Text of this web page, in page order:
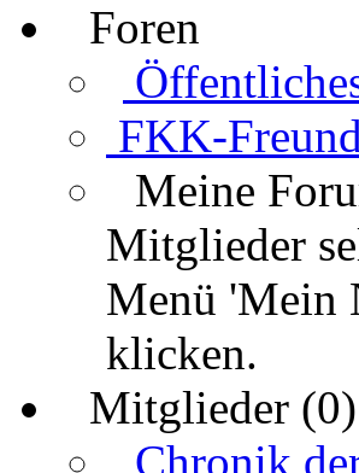
Foren
FKK-
Meine
Mitglieder
Menü 'Mein
klicken.
Mitglieder (0)
Chronik